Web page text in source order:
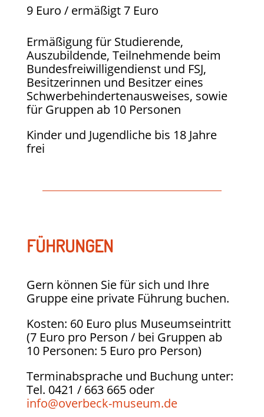
9 Euro / ermäßigt 7 Euro
Ermäßigung für Studierende,
Auszubildende, Teilnehmende beim
Bundesfreiwilligendienst und FSJ,
Besitzerinnen und Besitzer eines
Schwerbehindertenausweises, sowie
für Gruppen ab 10 Personen
Kinder und Jugendliche bis 18 Jahre
frei
FÜHRUNGEN
Gern können Sie für sich und Ihre
Gruppe eine private Führung buchen.
Kosten: 60 Euro plus Museumseintritt
(7 Euro pro Person / bei Gruppen ab
10 Personen: 5 Euro pro Person)
Terminabsprache und Buchung unter:
Tel. 0421 / 663 665 oder
info@overbeck-museum.de